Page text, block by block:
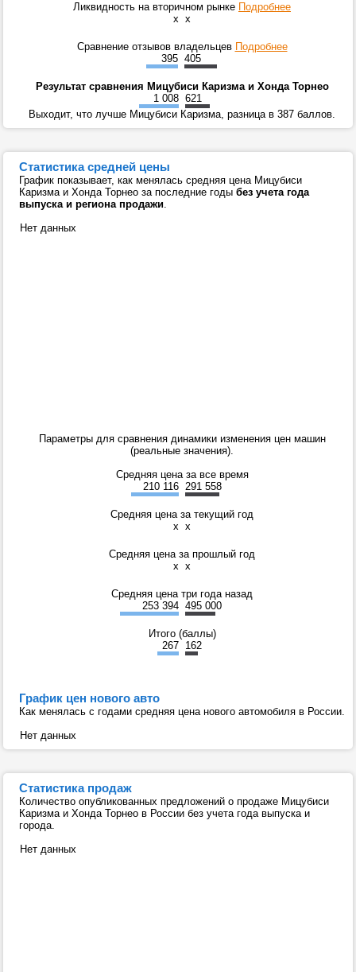
Ликвидность на вторичном рынке Подробнее
x x
Сравнение отзывов владельцев Подробнее
395 405
Результат сравнения Мицубиси Каризма и Хонда Торнео
1 008 621
Выходит, что лучше Мицубиси Каризма, разница в 387 баллов.
Статистика средней цены
График показывает, как менялась средняя цена Мицубиси
Каризма и Хонда Торнео за последние годы без учета года
выпуска и региона продажи
Нет данных
Параметры для сравнения динамики изменения цен машин
(реальные значения).
Средняя цена за все время
210 116 291 558
Средняя цена за текущий год
x x
Средняя цена за прошлый год
x x
Средняя цена три года назад
253 394 495 000
Итого (баллы)
267 162
График цен нового авто
Как менялась с годами средняя цена нового автомобиля в России.
Нет данных
Статистика продаж
Количество опубликованных предложений о продаже Мицубиси
Каризма и Хонда Торнео в России без учета года выпуска и
города.
Нет данных